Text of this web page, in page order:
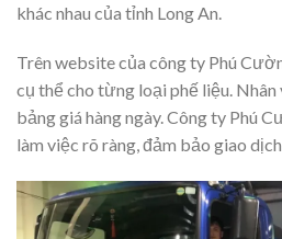
khác nhau của tỉnh Long An.
Trên website của công ty Phú
cụ thể cho từng loại phế liệu.
bảng giá hàng ngày. Công ty Phú
làm việc rõ ràng, đảm bảo giao